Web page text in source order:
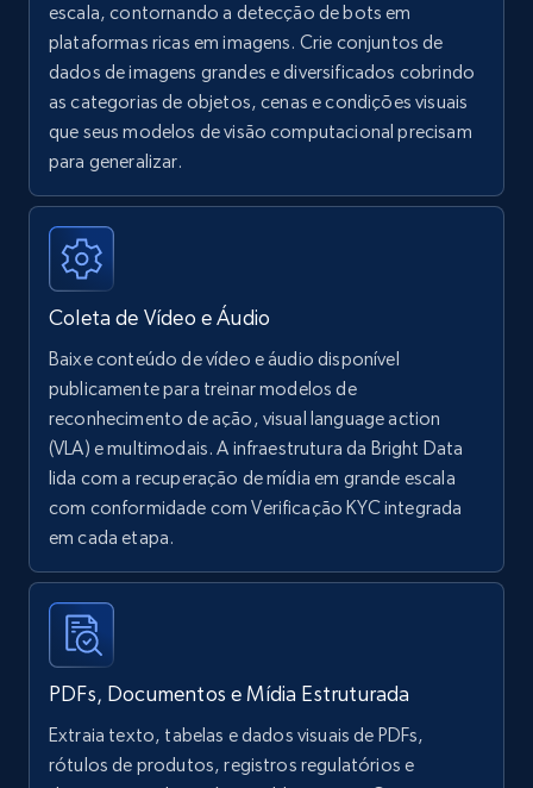
escala, contornando a detecção de bots em
plataformas ricas em imagens. Crie conjuntos de
dados de imagens grandes e diversificados cobrindo
as categorias de objetos, cenas e condições visuais
que seus modelos de visão computacional precisam
para generalizar.
Coleta de Vídeo e Áudio
Baixe conteúdo de vídeo e áudio disponível
publicamente para treinar modelos de
reconhecimento de ação, visual language action
(VLA) e multimodais. A infraestrutura da Bright Data
lida com a recuperação de mídia em grande escala
com conformidade com Verificação KYC integrada
em cada etapa.
PDFs, Documentos e Mídia Estruturada
Extraia texto, tabelas e dados visuais de PDFs,
rótulos de produtos, registros regulatórios e